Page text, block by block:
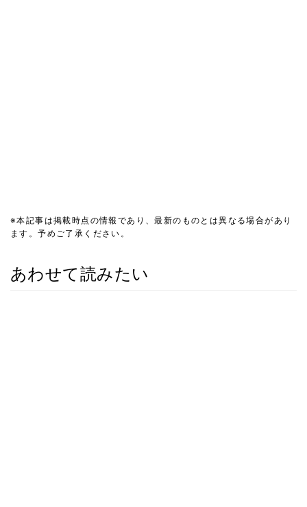
※本記事は掲載時点の情報であり、最新のものとは異なる場合があり
ます。予めご了承ください。
あわせて読みたい